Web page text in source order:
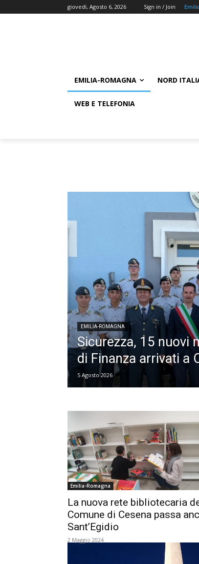
giovedì, Agosto 6, 2026 Sign in / Join
EMILIA-ROMAGNA NORD
WEB E TELEFONIA
EMILIA-ROMAGNA
Sicurezza, 15 nuovi
di Finanza arrivati a
5 Agosto 2026
Emilia-Romagna
La nuova rete bibliotecaria
Comune di Cesena passa
Sant’Egidio
2 Maggio 2024